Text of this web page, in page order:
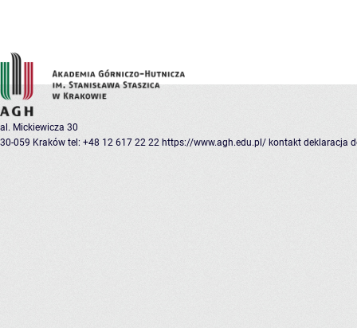
al. Mickiewicza 30
30-059 Kraków tel: +48 12 617 22 22 https://www.agh.edu.pl/ kontakt deklaracja